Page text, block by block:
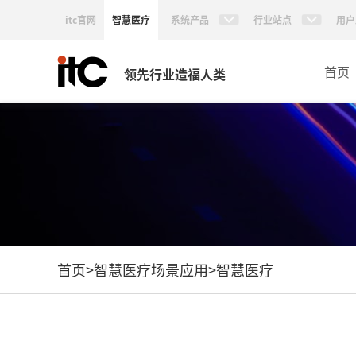
itc官网 智慧医疗 系统产品 行业站点 用
领先行业造福人类 首页
首页>智慧医疗场景应用>智慧医疗